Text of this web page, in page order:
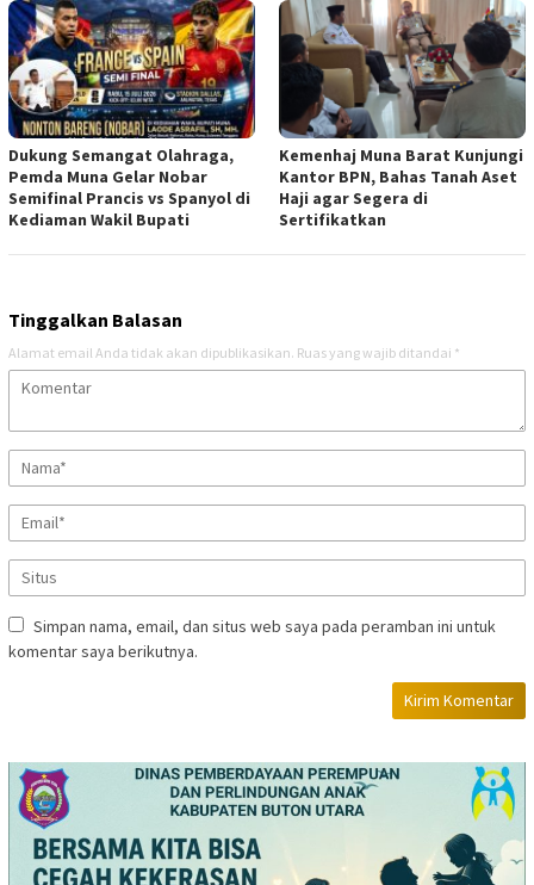
Dukung Semangat Olahraga,
Pemda Muna Gelar Nobar
Semifinal Prancis vs Spanyol di
Kediaman Wakil Bupati
Kemenhaj Muna Barat Kunjungi
Kantor BPN, Bahas Tanah Aset
Haji agar Segera di
Sertifikatkan
Tinggalkan Balasan
Alamat email Anda tidak akan dipublikasikan. Ruas yang wajib ditandai *
Simpan nama, email, dan situs web saya pada peramban ini untuk
komentar saya berikutnya.